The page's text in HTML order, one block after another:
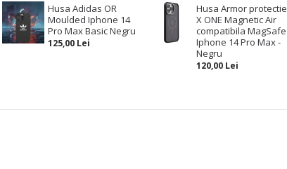
Husa Adidas OR
Moulded Iphone 14
Pro Max Basic Negru
125,00 Lei
Husa Armor protectie
X ONE Magnetic Air
compatibila MagSafe
Iphone 14 Pro Max -
Negru
120,00 Lei